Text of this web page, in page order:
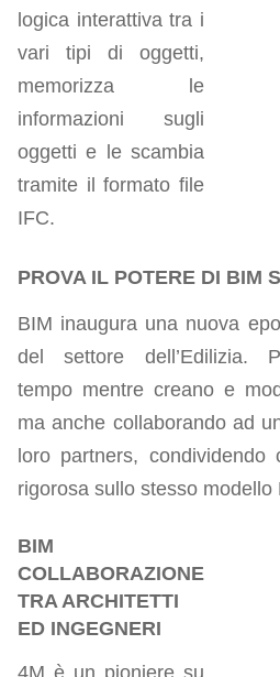
logica interattiva tra i
vari tipi di oggetti,
memorizza le
informazioni sugli
oggetti e le scambia
tramite il formato file
IFC.
PROVA IL POTERE DI BIM
BIM inaugura una nuova
del settore dell’Edilizia.
tempo mentre creano e
ma anche collaborando ad
loro partners, condividendo
rigorosa sullo stesso modello
BIM
COLLABORAZIONE
TRA ARCHITETTI
ED INGEGNERI